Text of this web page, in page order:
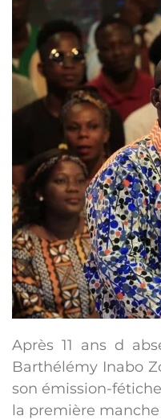
Après 11 ans d
Barthélémy Inabo
son émission-
la première